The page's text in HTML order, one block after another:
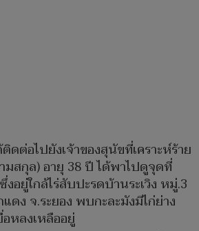
ดต่อไปยังเจ้าของสุนัขที่เคราะห์ร้าย
สกุล) อายุ 38 ปี ได้พาไปดูจุดที่
อยู่ใกล้ไร่สับปะรดบ้านระเวิง หมู่.3
ดง จ.ระยอง พบกะละมังมีไก่ย่าง
หลงเหลืออยู่